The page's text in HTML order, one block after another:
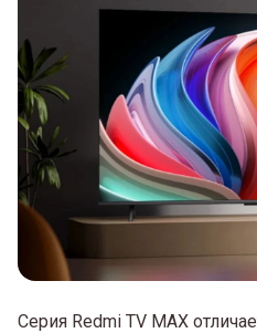
Серия Redmi TV MAX